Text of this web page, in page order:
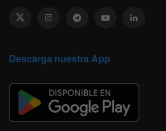
Descarga nuestra App